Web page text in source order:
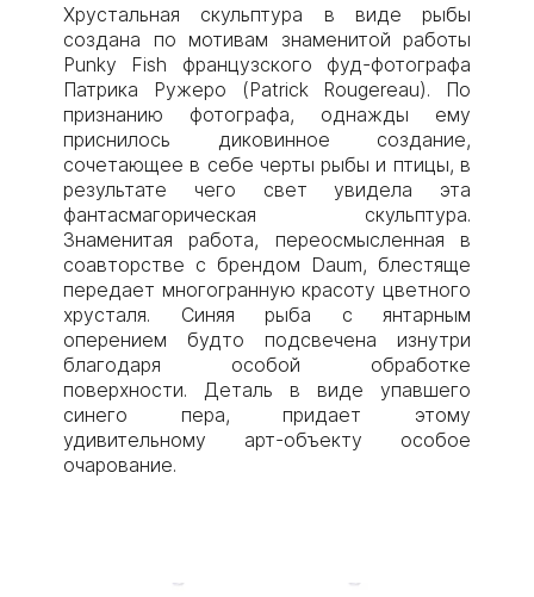
Хрустальная скульптура в виде рыбы
создана по мотивам знаменитой работы
Punky Fish французского фуд-фотографа
Патрика Ружеро (Patrick Rougereau). По
признанию фотографа, однажды ему
приснилось диковинное создание,
сочетающее в себе черты рыбы и птицы, в
результате чего свет увидела эта
фантасмагорическая скульптура.
Знаменитая работа, переосмысленная в
соавторстве с брендом Daum, блестяще
передает многогранную красоту цветного
хрусталя. Синяя рыба с янтарным
оперением будто подсвечена изнутри
благодаря особой обработке
поверхности. Деталь в виде упавшего
синего пера, придает этому
удивительному арт-объекту особое
очарование.